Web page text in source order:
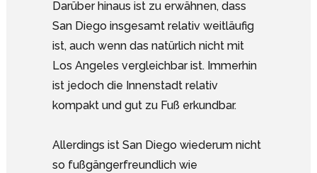
Darüber hinaus ist zu erwähnen, dass
San Diego insgesamt relativ weitläufig
ist, auch wenn das natürlich nicht mit
Los Angeles vergleichbar ist. Immerhin
ist jedoch die Innenstadt relativ
kompakt und gut zu Fuß erkundbar.
Allerdings ist San Diego wiederum nicht
so fußgängerfreundlich wie